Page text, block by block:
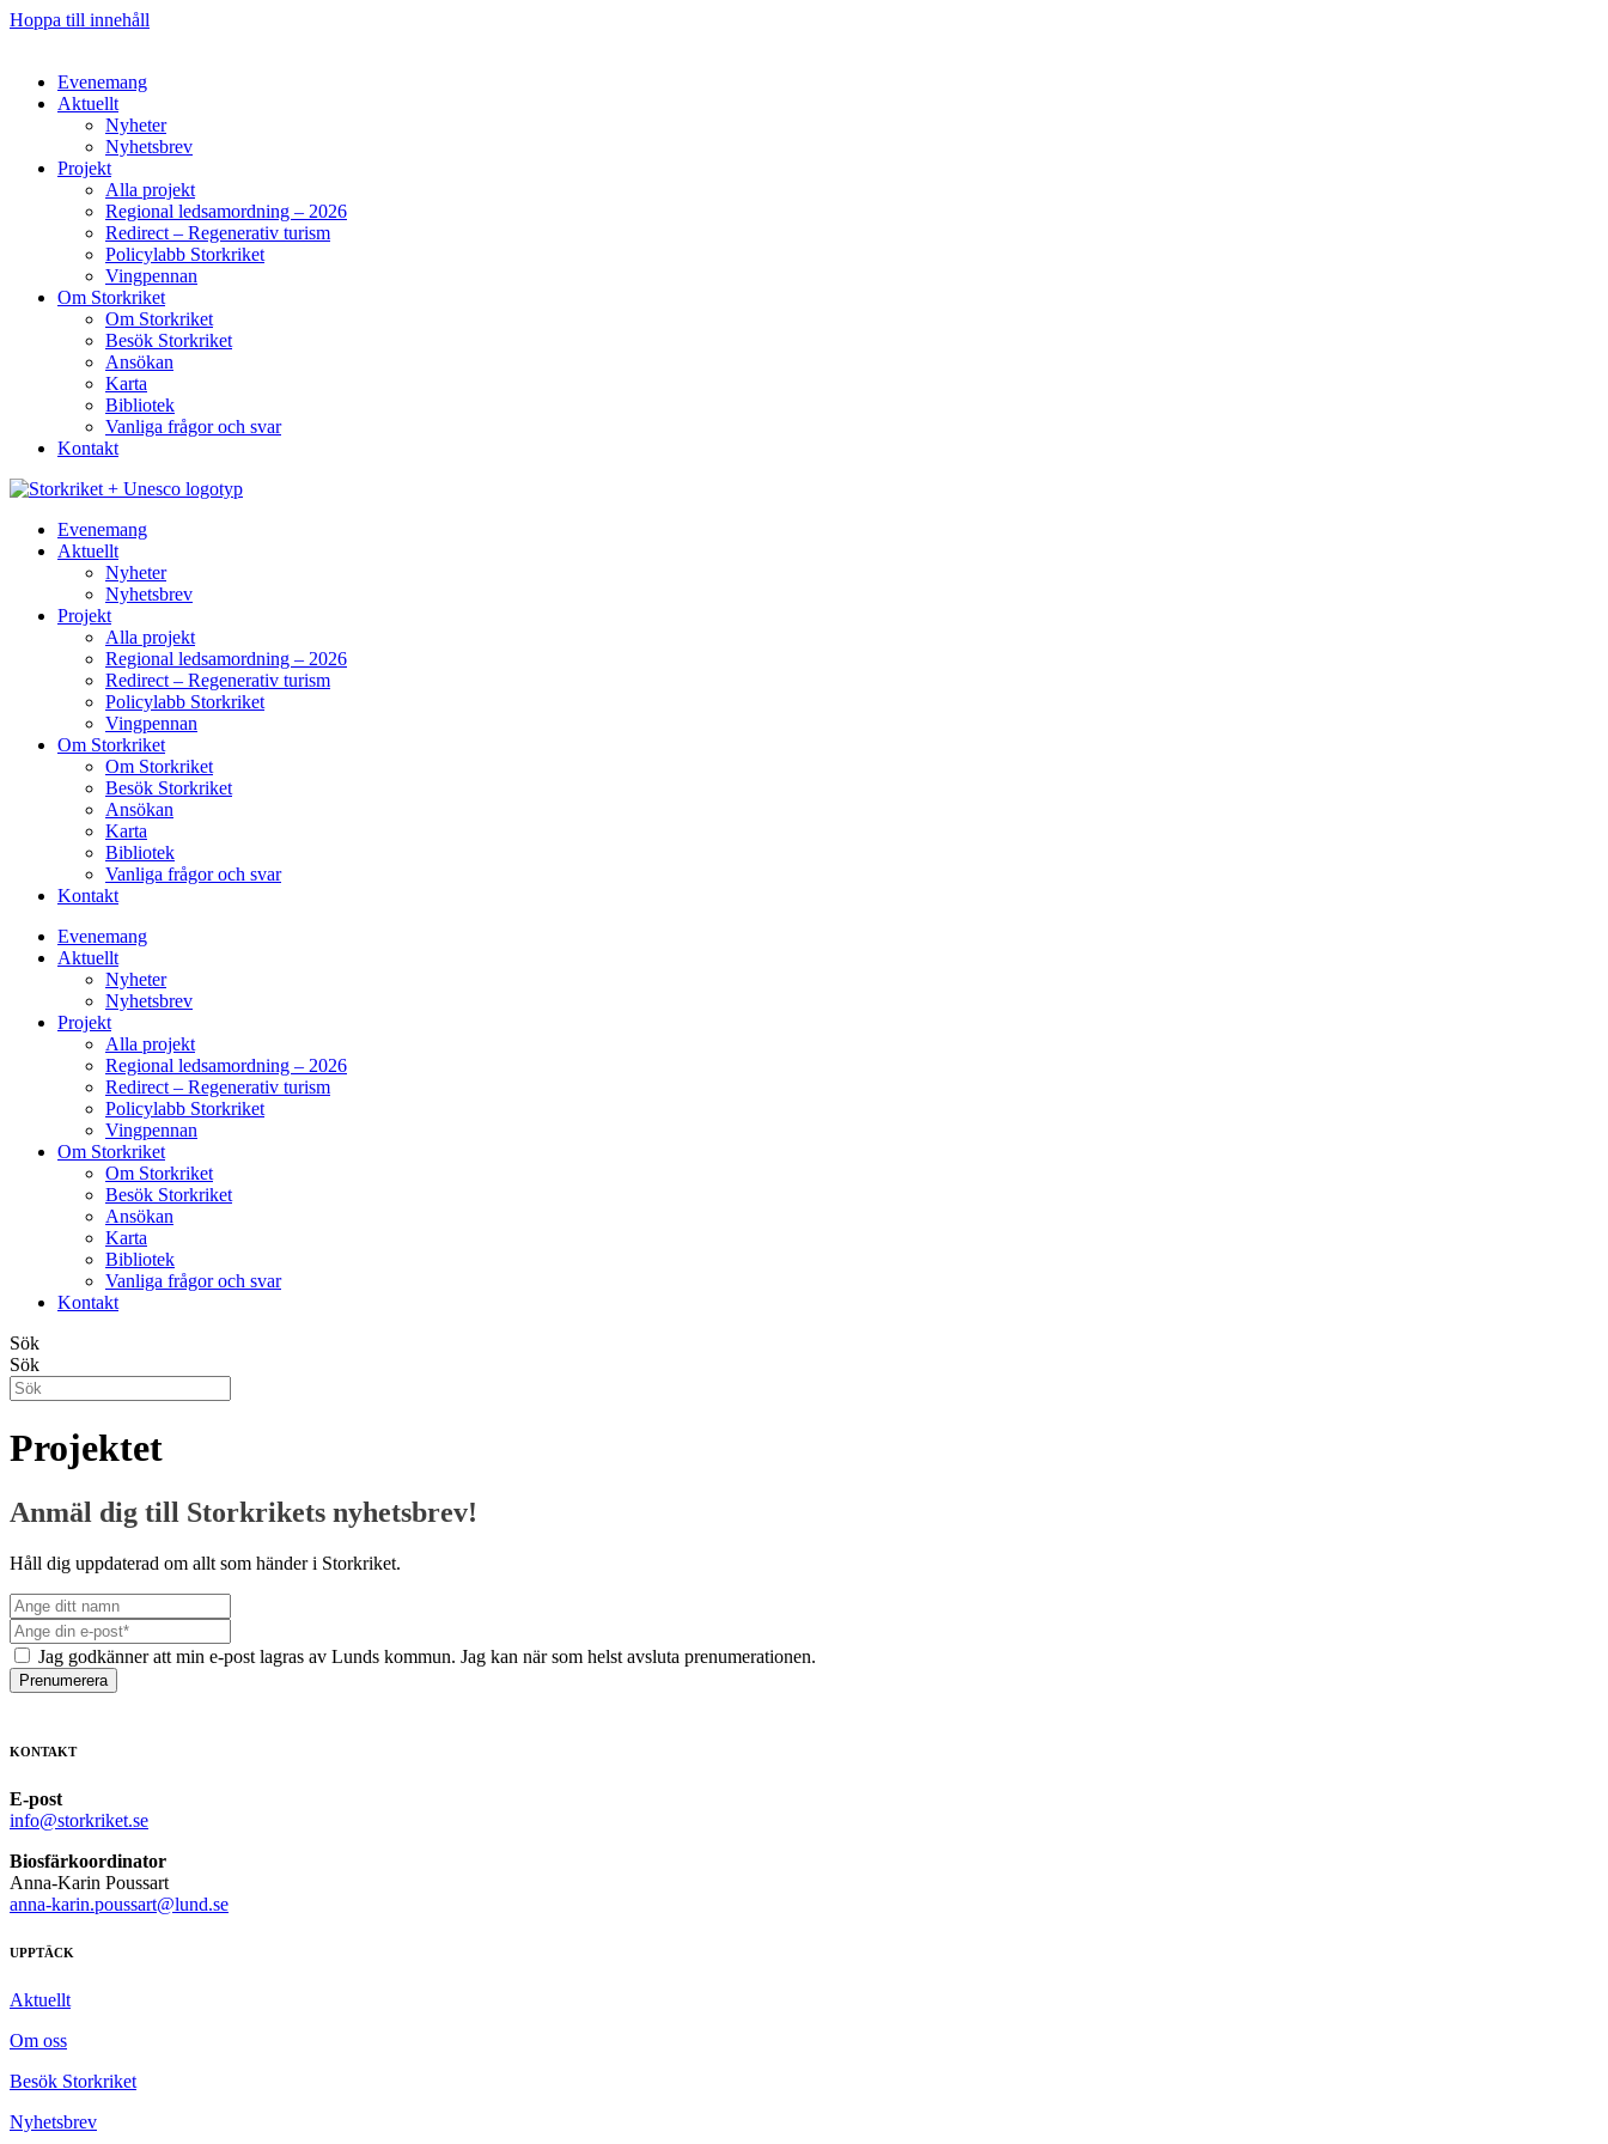
Hoppa till innehåll
Evenemang
Aktuellt
Nyheter
Nyhetsbrev
Projekt
Alla projekt
Regional ledsamordning – 2026
Redirect – Regenerativ turism
Policylabb Storkriket
Vingpennan
Om Storkriket
Om Storkriket
Besök Storkriket
Ansökan
Karta
Bibliotek
Vanliga frågor och svar
Kontakt
Evenemang
Aktuellt
Nyheter
Nyhetsbrev
Projekt
Alla projekt
Regional ledsamordning – 2026
Redirect – Regenerativ turism
Policylabb Storkriket
Vingpennan
Om Storkriket
Om Storkriket
Besök Storkriket
Ansökan
Karta
Bibliotek
Vanliga frågor och svar
Kontakt
Evenemang
Aktuellt
Nyheter
Nyhetsbrev
Projekt
Alla projekt
Regional ledsamordning – 2026
Redirect – Regenerativ turism
Policylabb Storkriket
Vingpennan
Om Storkriket
Om Storkriket
Besök Storkriket
Ansökan
Karta
Bibliotek
Vanliga frågor och svar
Kontakt
Sök
Sök
Projektet
Anmäl dig till Storkrikets nyhetsbrev!
Håll dig uppdaterad om allt som händer i Storkriket.
Jag godkänner att min e-post lagras av Lunds kommun. Jag kan när som helst avsluta prenumerationen.
Prenumerera
KONTAKT
E-post
info@storkriket.se
Biosfärkoordinator
Anna-Karin Poussart
anna-karin.poussart@lund.se
UPPTÄCK
Aktuellt
Om oss
Besök Storkriket
Nyhetsbrev